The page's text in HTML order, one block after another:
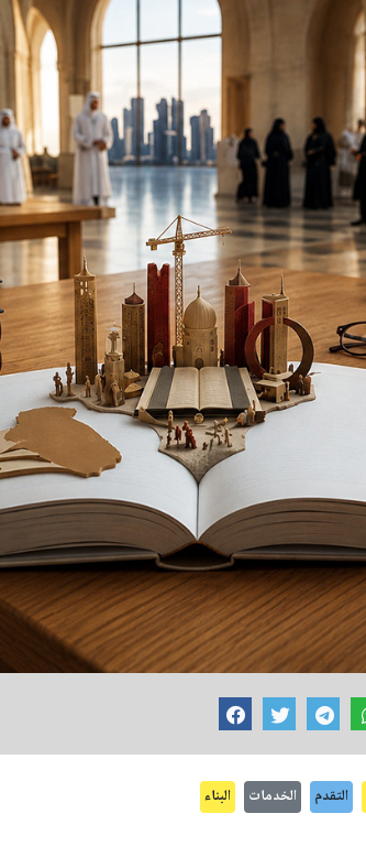
التقدم الخدمات البناء